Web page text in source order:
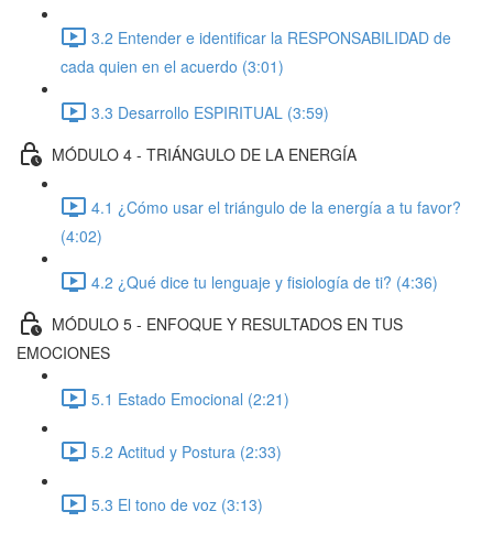
3.2 Entender e identificar la RESPONSABILIDAD de
cada quien en el acuerdo (3:01)
3.3 Desarrollo ESPIRITUAL (3:59)
MÓDULO 4 - TRIÁNGULO DE LA ENERGÍA
4.1 ¿Cómo usar el triángulo de la energía a tu favor?
(4:02)
4.2 ¿Qué dice tu lenguaje y fisiología de ti? (4:36)
MÓDULO 5 - ENFOQUE Y RESULTADOS EN TUS
EMOCIONES
5.1 Estado Emocional (2:21)
5.2 Actitud y Postura (2:33)
5.3 El tono de voz (3:13)